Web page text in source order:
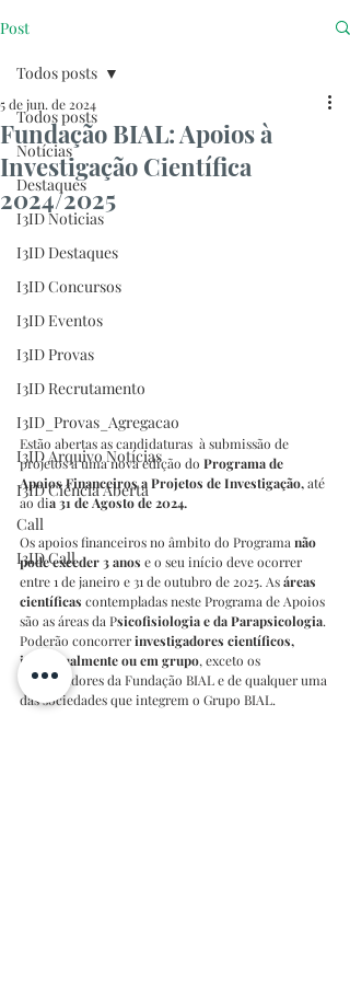
Post
Todos posts
Notícias
Destaques
I3ID Noticias
I3ID Destaques
I3ID Concursos
I3ID Eventos
I3ID Provas
I3ID Recrutamento
I3ID_Provas_Agregacao
I3ID Arquivo Notícias
I3ID Ciência Aberta
Call
I3ID Call
Todos posts
Fundação BIAL: Apoios à
Investigação Científica
2024/2025
5 de jun. de 2024
Estão abertas as candidaturas  à submissão de
projetos a uma nova edição do Programa de
Apoios Financeiros a Projetos de Investigação, até
ao dia 31 de Agosto de 2024.
Os apoios financeiros no âmbito do Programa não
pode exceder 3 anos e o seu início deve ocorrer
entre 1 de janeiro e 31 de outubro de 2025. As áreas
científicas contempladas neste Programa de Apoios
são as áreas da Psicofisiologia e da Parapsicologia.
Poderão concorrer investigadores científicos,
individualmente ou em grupo, exceto os
colaboradores da Fundação BIAL e de qualquer uma
das sociedades que integrem o Grupo BIAL.